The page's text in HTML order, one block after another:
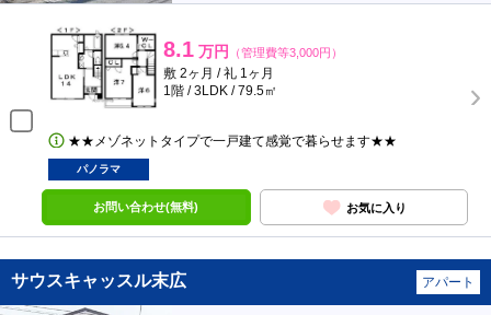
8.1 万円 （管理費等3,000円）
敷 2ヶ月 / 礼 1ヶ月
1階 / 3LDK / 79.5㎡
★★メゾネットタイプで一戸建て感覚で暮らせます★★
パノラマ
お問い合わせ(無料) お気に入り
サウスキャッスル末広 アパート